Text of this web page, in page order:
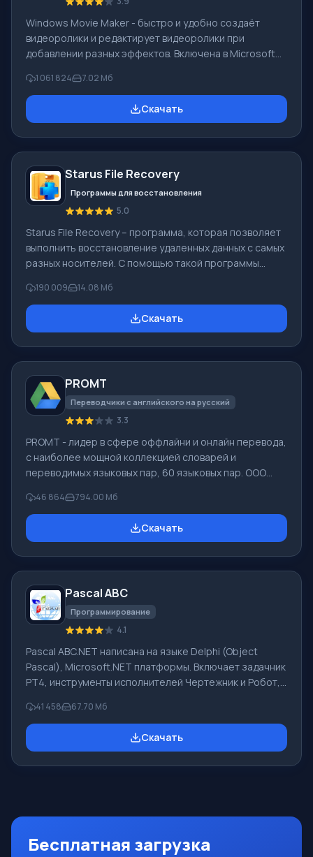
Windows Movie Maker - быстро и удобно создаёт
видеоролики и редактирует видеоролики при
добавлении разных эффектов. Включена в Microsoft
бесплатный программный пакет Windows Live
Microsoft. Функционал Windows Movie Maker:
Захватывать видео с разных источников
Maker - добавить можно фоновую аудиодорожку,
использовать между
1 061 824 7.02 Мб
Скачать
Starus File Recovery
Программы для восстановления
5.0
Starus File Recovery – программа, которая позволяет
выполнить восстановление удаленных данных с самых
разных носителей. С помощью такой программы
разными способами. Например, они были удалены
мимо Корзины, скрыты под воздействием
вредоносного программного обеспечения, утеряны
различными устройствами, например, с жесткими
дисками, SS
190 009 14.08 Мб
Скачать
PROMT
Переводчики с английского на русский
3.3
PROMT - лидер в сфере оффлайни и онлайн перевода,
с наиболее мощной коллекцией словарей и
переводимых языковых пар, 60 языковых пар. ООО
разработчик систем перевода для частных
пользователей и корпораций. Программой PROMT
обеспечивается перевод любого текста, пользуясь
русского интерфейса или электронные письма
иностранной компани
46 864 794.00 Мб
Скачать
Pascal ABC
Программирование
4.1
Pascal ABC.NET написана на языке Delphi (Object
Pascal), Microsoft.NET платформы. Включает задачник
PT4, инструменты исполнителей Чертежник и Робот,
изучении программирования. Основное назначение
систем программирования Pascal ABC.NET изучение и
обучение языкам современного программирования.
41 458 67.70 Мб
Скачать
Бесплатная загрузка